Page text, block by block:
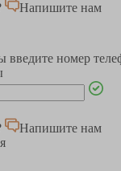
Напишите нам
введите номер
Напишите нам